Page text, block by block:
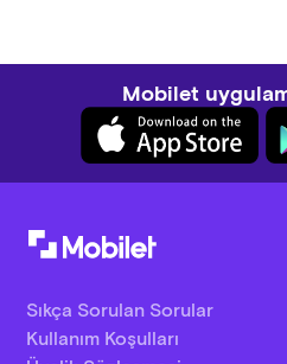
Mobilet
Sıkça Sorulan Sorular
Kullanım Koşulları